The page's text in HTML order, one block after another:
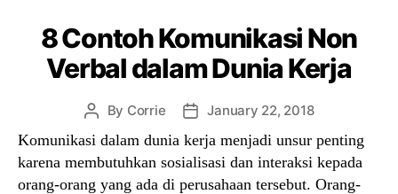
8 Contoh Komunikasi Non
Verbal dalam Dunia Kerja
Post
author
By Corrie
Post
date
January 22, 2018
Komunikasi dalam dunia kerja menjadi unsur penting
karena membutuhkan sosialisasi dan interaksi kepada
orang-orang yang ada di perusahaan tersebut. Orang-